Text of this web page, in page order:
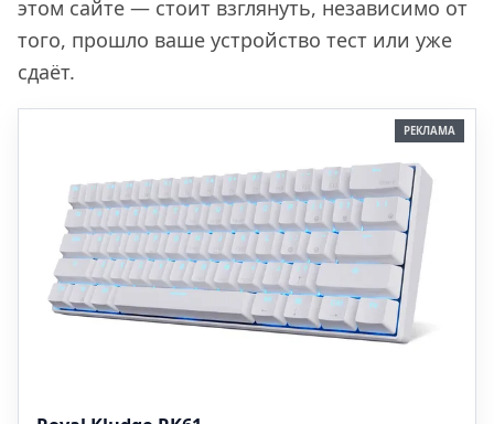
этом сайте — стоит взглянуть, независимо от
того, прошло ваше устройство тест или уже
сдаёт.
РЕКЛАМА